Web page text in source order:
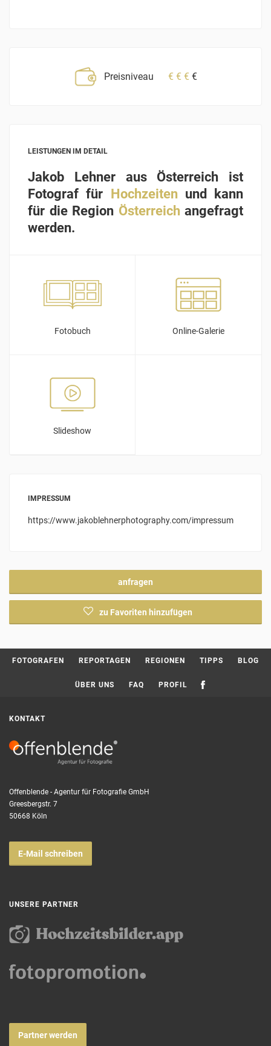
Preisniveau € € € €
LEISTUNGEN IM DETAIL
Jakob Lehner aus Österreich ist
Fotograf für Hochzeitenund kann
für die Region Österreichangefragt
werden.
Fotobuch Online-Galerie
Slideshow
IMPRESSUM
https://www.jakoblehnerphotography.com/impressum
anfragen
zu Favoriten hinzufügen
FOTOGRAFEN REPORTAGEN REGIONEN TIPPS BLOG
ÜBER UNS FAQ PROFIL
KONTAKT
Offenblende - Agentur für Fotografie GmbH
Greesbergstr. 7
50668 Köln
E-Mail schreiben
UNSERE PARTNER
Partner werden